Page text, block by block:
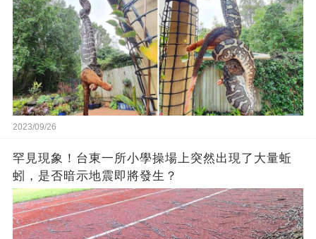
2023/09/26
罕見現象！台東一所小學操場上突然出現了大量蚯
蚓，是否暗示地震即將發生？